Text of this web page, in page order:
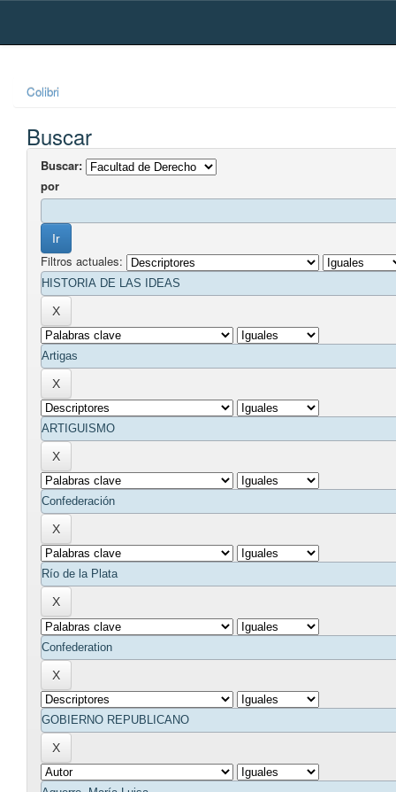
Skip
Colibri
Buscar
Buscar:
por
Filtros actuales: